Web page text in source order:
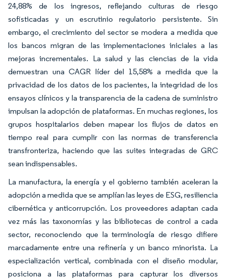
24,88% de los ingresos, reflejando culturas de riesgo
sofisticadas y un escrutinio regulatorio persistente. Sin
embargo, el crecimiento del sector se modera a medida que
los bancos migran de las implementaciones iniciales a las
mejoras incrementales. La salud y las ciencias de la vida
demuestran una CAGR líder del 15,58% a medida que la
privacidad de los datos de los pacientes, la integridad de los
ensayos clínicos y la transparencia de la cadena de suministro
impulsan la adopción de plataformas. En muchas regiones, los
grupos hospitalarios deben mapear los flujos de datos en
tiempo real para cumplir con las normas de transferencia
transfronteriza, haciendo que las suites integradas de GRC
sean indispensables.
La manufactura, la energía y el gobierno también aceleran la
adopción a medida que se amplían las leyes de ESG, resiliencia
cibernética y anticorrupción. Los proveedores adaptan cada
vez más las taxonomías y las bibliotecas de control a cada
sector, reconociendo que la terminología de riesgo difiere
marcadamente entre una refinería y un banco minorista. La
especialización vertical, combinada con el diseño modular,
posiciona a las plataformas para capturar los diversos